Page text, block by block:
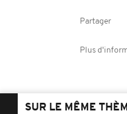
Partager
Plus
SUR LE MÊME